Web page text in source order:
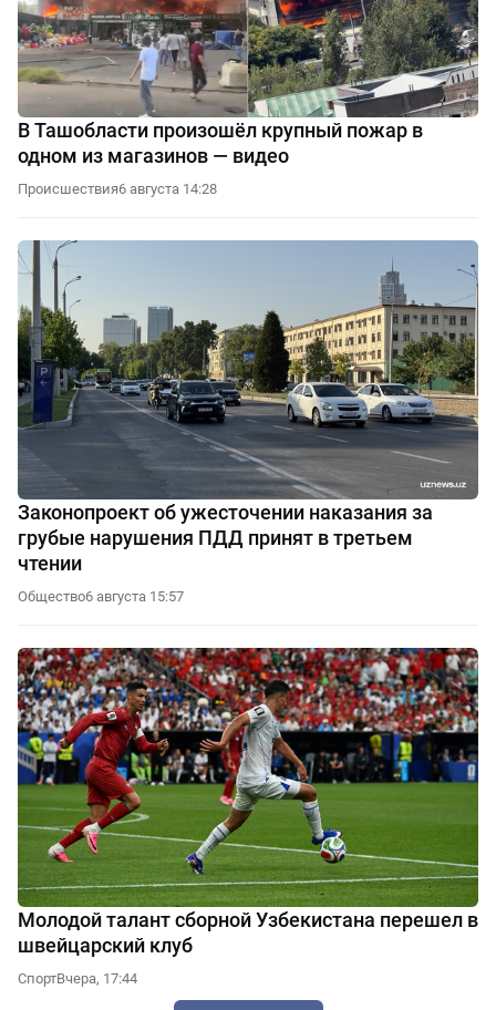
В Ташобласти произошёл крупный пожар в
одном из магазинов — видео
Происшествия6 августа 14:28
Законопроект об ужесточении наказания за
грубые нарушения ПДД принят в третьем
чтении
Общество6 августа 15:57
Молодой талант сборной Узбекистана перешел в
швейцарский клуб
СпортВчера, 17:44